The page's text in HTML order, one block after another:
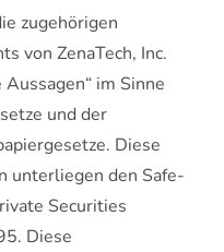
zugehörigen
von ZenaTech, Inc.
im Sinne
und der
Diese
unterliegen den Safe-
Securities
Diese